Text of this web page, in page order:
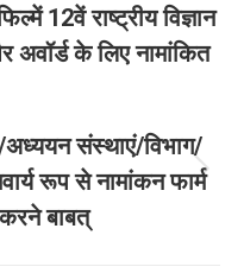
12वें राष्ट्रीय विज्ञान
के लिए नामांकित
संस्थाएं/विभाग/
रूप से नामांकन फार्म
बाबत्